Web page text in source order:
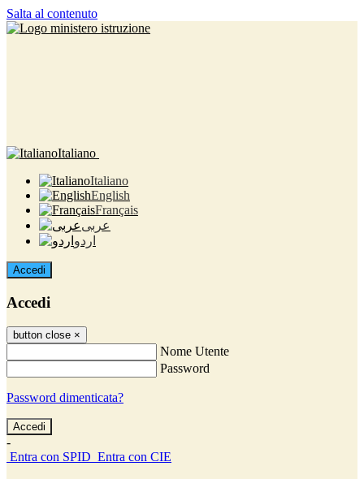
Salta al contenuto
Italiano
Italiano
English
Français
عربى
اردو
Accedi
Accedi
button close ×
Nome Utente
Password
Password dimenticata?
-
Entra con SPID Entra con CIE